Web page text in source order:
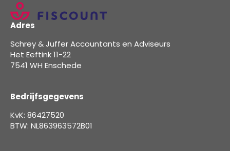
Adres
Schrey & Juffer Accountants en Adviseurs
Het Eeftink 11-22
7541 WH Enschede
Bedrijfsgegevens
KvK: 86427520
BTW: NL863963572B01